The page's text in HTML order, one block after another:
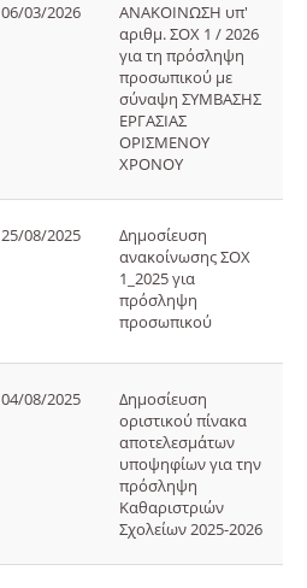
06/03/2026
ΑΝΑΚΟΙΝΩΣΗ υπ'
αριθμ. ΣΟΧ 1 / 2026
για τη πρόσληψη
προσωπικού με
σύναψη ΣΥΜΒΑΣΗΣ
ΕΡΓΑΣΙΑΣ
ΟΡΙΣΜΕΝΟΥ
ΧΡΟΝΟΥ
25/08/2025
Δημοσίευση
ανακοίνωσης ΣΟΧ
1_2025 για
πρόσληψη
προσωπικού
04/08/2025
Δημοσίευση
οριστικού πίνακα
αποτελεσμάτων
υποψηφίων για την
πρόσληψη
Καθαριστριών
Σχολείων 2025-2026